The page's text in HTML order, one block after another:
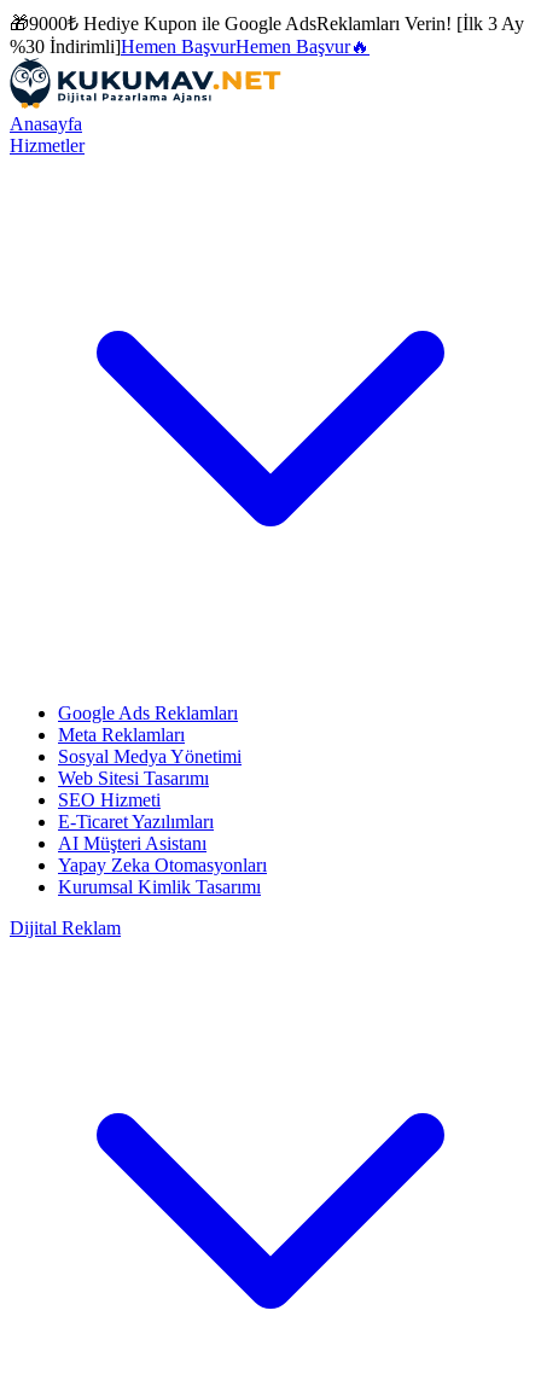
🎁9000₺ Hediye Kupon ile Google AdsReklamları Verin! [İlk 3 Ay
%30 İndirimli]Hemen BaşvurHemen Başvur🔥
Anasayfa
Hizmetler
Google Ads Reklamları
Meta Reklamları
Sosyal Medya Yönetimi
Web Sitesi Tasarımı
SEO Hizmeti
E-Ticaret Yazılımları
AI Müşteri Asistanı
Yapay Zeka Otomasyonları
Kurumsal Kimlik Tasarımı
Dijital Reklam